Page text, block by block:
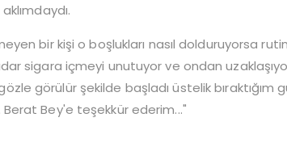
bir kişi o boşlukları nasıl dolduruyorsa
sigara içmeyi unutuyor ve ondan
görülür şekilde başladı üstelik bıraktığım
Bey'e teşekkür ederim..."